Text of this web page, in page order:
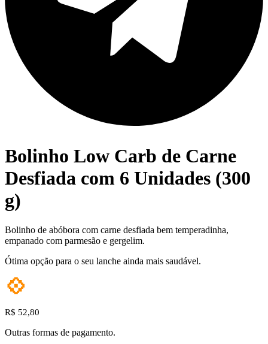
Bolinho Low Carb de Carne
Desfiada com 6 Unidades (300
g)
Bolinho de abóbora com carne desfiada bem temperadinha,
empanado com parmesão e gergelim.
Ótima opção para o seu lanche ainda mais saudável.
💠
R$ 52,80
Outras formas de pagamento.